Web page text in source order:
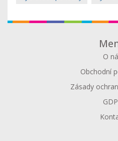
O
Obchodní
Zásady